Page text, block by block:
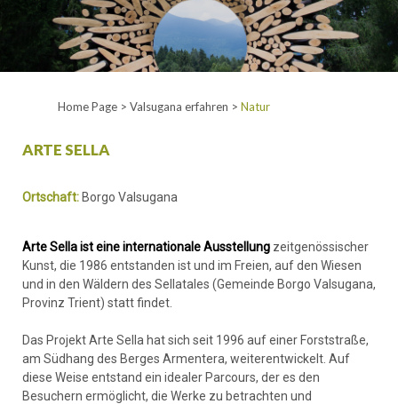
Home Page > Valsugana erfahren > Natur
ARTE SELLA
Ortschaft: Borgo Valsugana
Arte Sella ist eine internationale Ausstellung zeitgenössischer
Kunst, die 1986 entstanden ist und im Freien, auf den Wiesen
und in den Wäldern des Sellatales (Gemeinde Borgo Valsugana,
Provinz Trient) statt findet.
Das Projekt Arte Sella hat sich seit 1996 auf einer Forststraße,
am Südhang des Berges Armentera, weiterentwickelt. Auf
diese Weise entstand ein idealer Parcours, der es den
Besuchern ermöglicht, die Werke zu betrachten und